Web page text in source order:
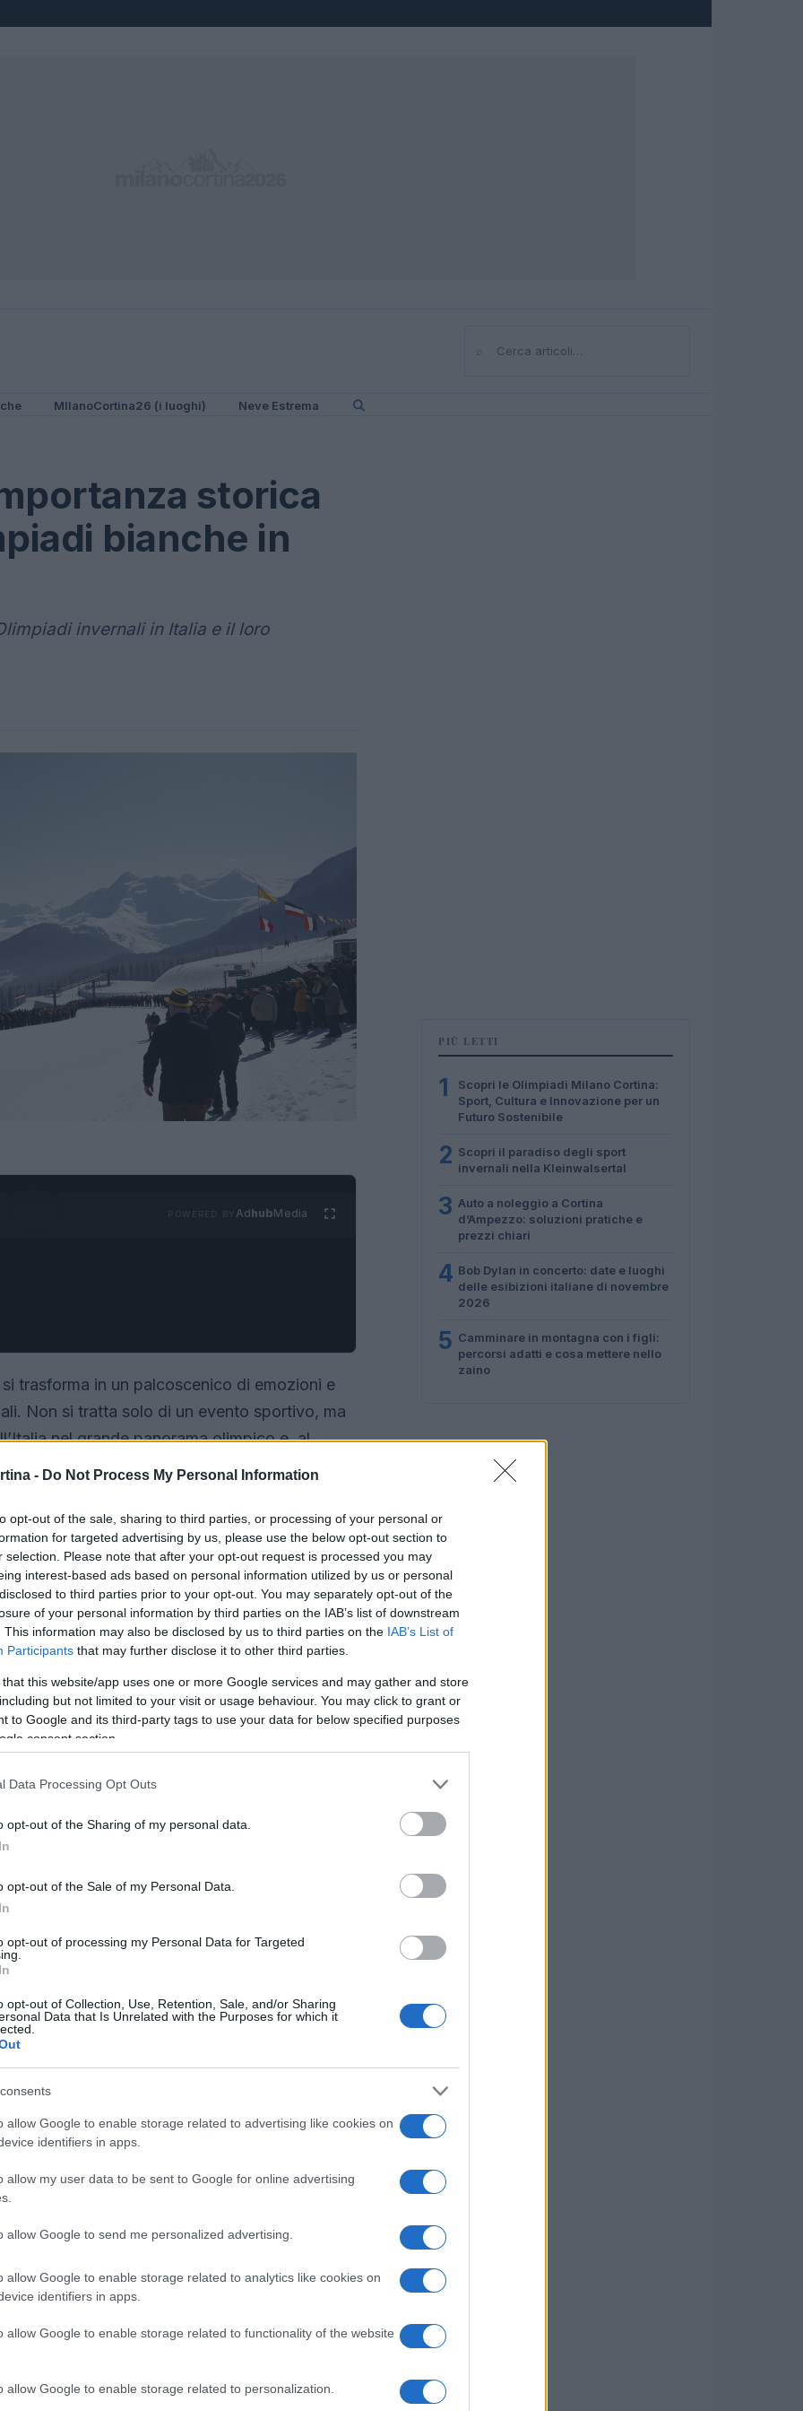
- Do Not Process My Personal Information
opt-out of the sale, sharing to third parties, or processing of your personal or
for targeted advertising by us, please use the below opt-out section to
selection. Please note that after your opt-out request is processed you may
interest-based ads based on personal information utilized by us or personal
to third parties prior to your opt-out. You may separately opt-out of the
of your personal information by third parties on the IAB’s list of downstream
This information may also be disclosed by us to third parties on the IAB’s List of
Participants that may further disclose it to other third parties.
that this website/app uses one or more Google services and may gather and store
but not limited to your visit or usage behaviour. You may click to grant or
to Google and its third-party tags to use your data for below specified purposes
consent section.
Data Processing Opt Outs
opt-out of the Sharing of my personal data.
opt-out of the Sale of my Personal Data.
opt-out of processing my Personal Data for Targeted
opt-out of Collection, Use, Retention, Sale, and/or Sharing
Data that Is Unrelated with the Purposes for which it
allow Google to enable storage related to advertising like cookies on
identifiers in apps.
allow my user data to be sent to Google for online advertising
allow Google to send me personalized advertising.
allow Google to enable storage related to analytics like cookies on
identifiers in apps.
allow Google to enable storage related to functionality of the website
allow Google to enable storage related to personalization.
⌕Cerca
MIlanoCortina26 (i luoghi) Neve Estrema
storica
bianche in
invernali in Italia e il loro
AdhubMedia
trasforma in un palcoscenico di emozioni e
Non si tratta solo di un evento sportivo, ma
nel grande panorama olimpico e, al
la nazione. Questo storico appuntamento
culturale della città, rendendola un punto
del 1956, non possiamo fare a meno di
A poco più di dieci anni dalla
l’Italia era desiderosa di risollevarsi e
I Giochi di Cortina rappresentarono
al mondo le capacità organizzative del
“Cortina 1956. Le prime Olimpiadi bianche in
di euforia e ottimismo che si respirava in quel
da questo spirito di rinascita?
un mix di sport, bellezza e grande ospitalità.
si rivelò il palcoscenico ideale per le
da ogni angolo del globo. Questo evento non
ma contribuì anche a costruire
d’eccellenza. Chi non ha mai sognato di
straordinarie gare olimpiche che vi si sono
urbana
PIÙ LETTI
1
Scopri le Olimpiadi Milano Cortina:
Sport, Cultura e Innovazione per un
Futuro Sostenibile
2 Scopri il paradiso degli sport
invernali nella Kleinwalsertal
3 Auto a noleggio a Cortina
d’Ampezzo: soluzioni pratiche e
prezzi chiari
4 Bob Dylan in concerto: date e luoghi
delle esibizioni italiane di novembre
2026
5 Camminare in montagna con i figli:
percorsi adatti e cosa mettere nello
zaino